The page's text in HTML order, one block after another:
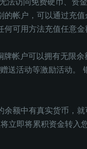
帐户，可以通过充
可用方法充值任意金
帐户可以拥有无限
活动等激励活动。
额中有真实货币，
立即将累积资金转入